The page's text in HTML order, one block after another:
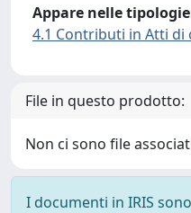
Appare nelle
4.1 Contributi in Atti di
File in questo prodotto:
Non ci sono file
I documenti in IRIS